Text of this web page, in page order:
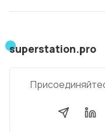
superstation.pro